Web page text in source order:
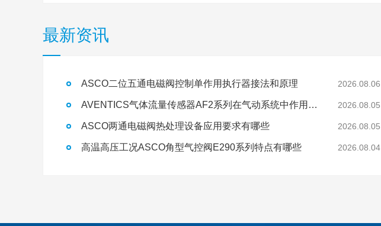
最新资讯
ASCO二位五通电磁阀控制单作用执行器接法和原理 2026.08.06
AVENTICS气体流量传感器AF2系列在气动系统中作用是什么 2026.08.05
ASCO两通电磁阀热处理设备应用要求有哪些 2026.08.05
高温高压工况ASCO角型气控阀E290系列特点有哪些 2026.08.04